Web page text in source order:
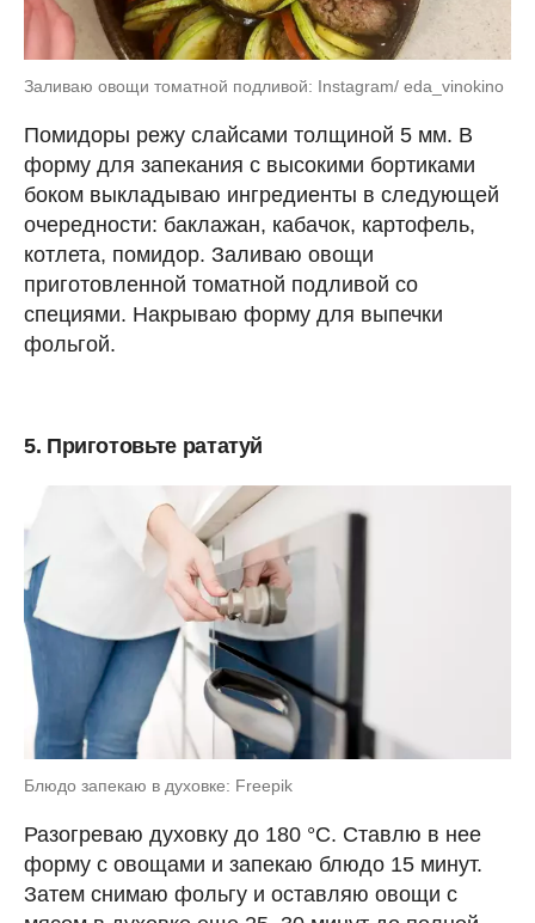
Заливаю овощи томатной подливой: Instagram/ eda_vinokino
Помидоры режу слайсами толщиной 5 мм. В
форму для запекания с высокими бортиками
боком выкладываю ингредиенты в следующей
очередности: баклажан, кабачок, картофель,
котлета, помидор. Заливаю овощи
приготовленной томатной подливой со
специями. Накрываю форму для выпечки
фольгой.
5. Приготовьте рататуй
Блюдо запекаю в духовке: Freepik
Разогреваю духовку до 180 °C. Ставлю в нее
форму с овощами и запекаю блюдо 15 минут.
Затем снимаю фольгу и оставляю овощи с